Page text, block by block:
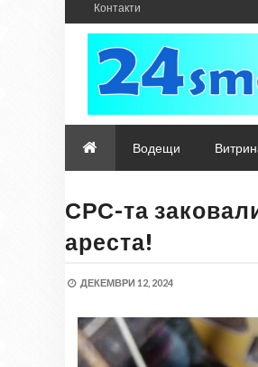
Контакти
Водещи
СРС-та
ареста!
ДЕКЕМВРИ 12, 2024